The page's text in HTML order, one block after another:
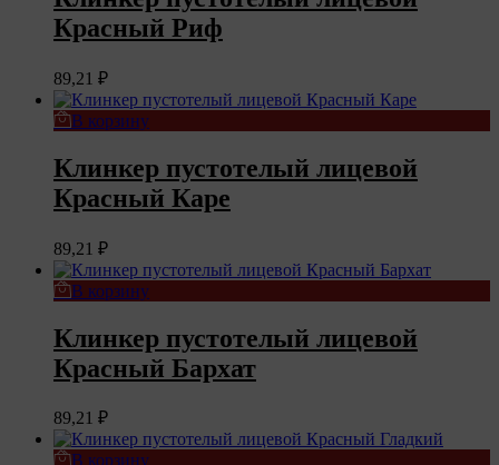
Красный Риф
89,21 ₽
В корзину
Клинкер пустотелый лицевой
Красный Каре
89,21 ₽
В корзину
Клинкер пустотелый лицевой
Красный Бархат
89,21 ₽
В корзину